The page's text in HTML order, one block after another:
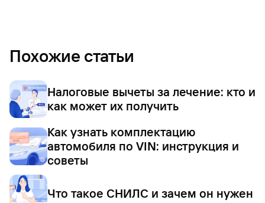
Похожие статьи
Налоговые вычеты за лечение: кто и
как может их получить
Как узнать комплектацию
автомобиля по VIN: инструкция и
советы
Что такое СНИЛС и зачем он нужен